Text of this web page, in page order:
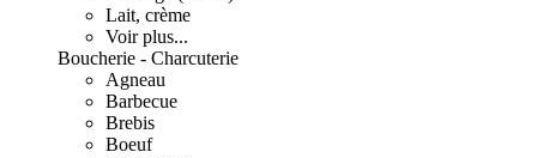
Lait, crème
Voir plus...
Boucherie - Charcuterie
Agneau
Barbecue
Brebis
Boeuf